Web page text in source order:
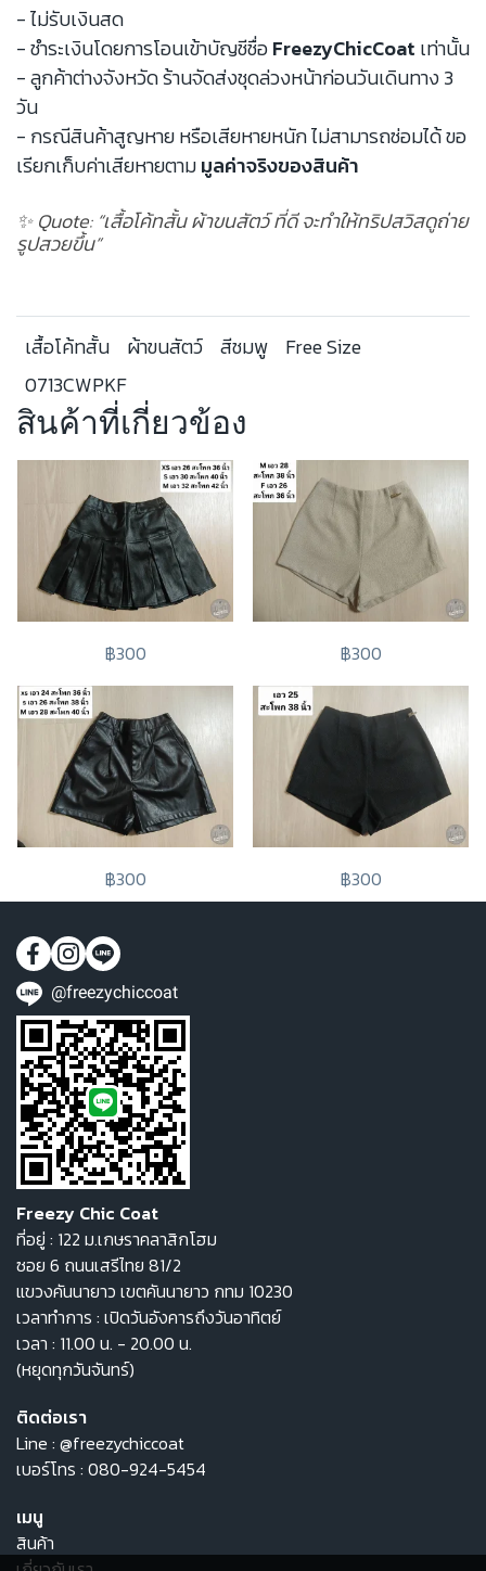
- ไม่รับเงินสด
- ชำระเงินโดยการโอนเข้าบัญชีชื่อFreezyChicCoat เท่านั้น
- ลูกค้าต่างจังหวัด ร้านจัดส่งชุดล่วงหน้าก่อนวันเดินทาง 3
วัน
- กรณีสินค้าสูญหาย หรือเสียหายหนัก ไม่สามารถซ่อมได้ ขอ
เรียกเก็บค่าเสียหายตามมูลค่าจริงของสินค้า
✨ Quote: “เสื้อโค้ทสั้น ผ้าขนสัตว์ ที่ดี จะทำให้ทริปสวิสดูถ่าย
รูปสวยขึ้น”
เสื้อโค้ทสั้น ผ้าขนสัตว์ สีชมพู
Free Size
0713CWPKF
สินค้าที่เกี่ยวข้อง
฿300 ฿300
฿300 ฿300
@freezychiccoat
Freezy Chic Coat
ที่อยู่ : 122 ม.เกษราคลาสิกโฮม
ซอย 6 ถนนเสรีไทย 81/2
แขวงคันนายาว เขตคันนายาว กทม 10230
เวลาทำการ : เปิดวันอังคารถึงวันอาทิตย์
เวลา : 11.00 น. - 20.00 น.
(หยุดทุกวันจันทร์)
ติดต่อเรา
Line : @freezychiccoat
เบอร์โทร : 080-924-5454
เมนู
สินค้า